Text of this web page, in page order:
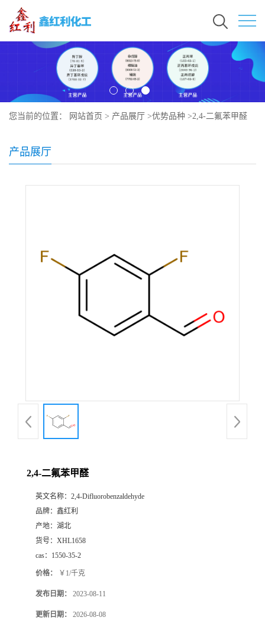
您当前的位置： 网站首页 > 产品展厅 >优势品种 >2,4-二氟苯甲醛
产品展厅
2,4-二氟苯甲醛
英文名称： 2,4-Difluorobenzaldehyde
品牌： 鑫红利
产地： 湖北
货号： XHL1658
cas： 1550-35-2
价格： ￥1/千克
发布日期： 2023-08-11
更新日期： 2026-08-08